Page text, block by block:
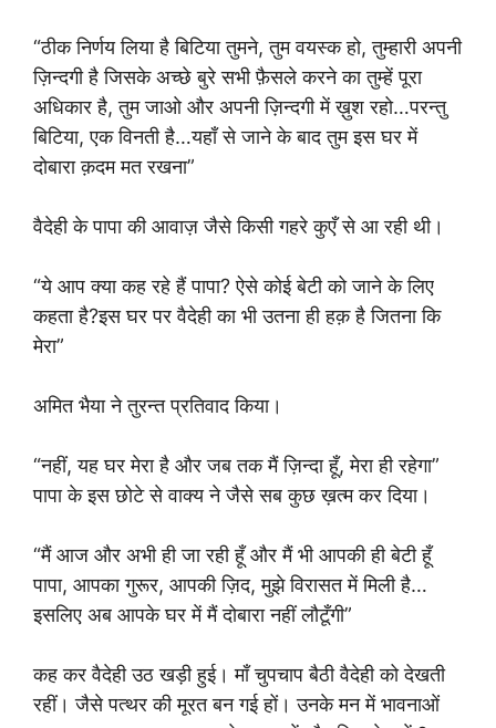
“ठीक निर्णय लिया है बिटिया तुमने, तुम वयस्क हो, तुम्हारी अपनी
ज़िन्दगी है जिसके अच्छे बुरे सभी फ़ैसले करने का तुम्हें पूरा
अधिकार है, तुम जाओ और अपनी ज़िन्दगी में ख़ुश रहो…परन्तु
बिटिया, एक विनती है…यहाँ से जाने के बाद तुम इस घर में
दोबारा क़दम मत रखना”
वैदेही के पापा की आवाज़ जैसे किसी गहरे कुएँ से आ रही थी।
“ये आप क्या कह रहे हैं पापा? ऐसे कोई बेटी को जाने के लिए
कहता है?इस घर पर वैदेही का भी उतना ही हक़ है जितना कि
मेरा”
अमित भैया ने तुरन्त प्रतिवाद किया।
“नहीं, यह घर मेरा है और जब तक मैं ज़िन्दा हूँ, मेरा ही रहेगा”
पापा के इस छोटे से वाक्य ने जैसे सब कुछ ख़त्म कर दिया।
“मैं आज और अभी ही जा रही हूँ और मैं भी आपकी ही बेटी हूँ
पापा, आपका गुरूर, आपकी ज़िद, मुझे विरासत में मिली है…
इसलिए अब आपके घर में मैं दोबारा नहीं लौटूँगी”
कह कर वैदेही उठ खड़ी हुई। माँ चुपचाप बैठी वैदेही को देखती
रहीं। जैसे पत्थर की मूरत बन गई हों। उनके मन में भावनाओं